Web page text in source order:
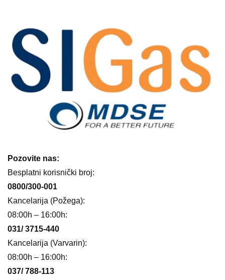
Pozovite nas:
Besplatni korisnički broj:
0800/300-001
Kancelarija (Požega):
08:00h – 16:00h:
031/ 3715-440
Kancelarija (Varvarin):
08:00h – 16:00h:
037/ 788-113